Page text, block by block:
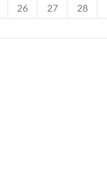
26 27 28